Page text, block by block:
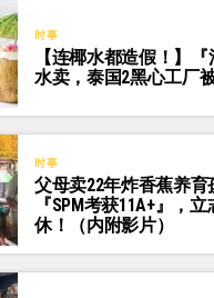
时事
【连椰水都造假！】
水卖，泰国2黑心工厂
时事
父母卖22年炸香蕉养
『SPM考获11A+』，
休！（内附影片）